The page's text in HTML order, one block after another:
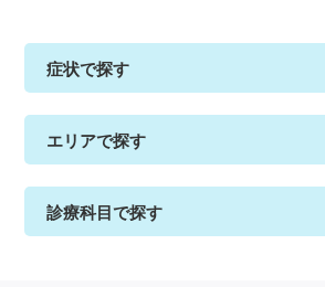
症状で探す
エリアで探す
診療科目で探す